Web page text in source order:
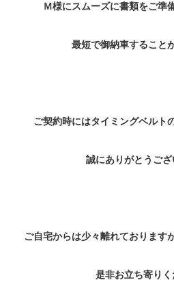
Ｍ様にスムーズに書類をご準
最短で御納車すること
ご契約時にはタイミングベルト
誠にありがとうござ
ご自宅からは少々離れております
是非お立ち寄りく